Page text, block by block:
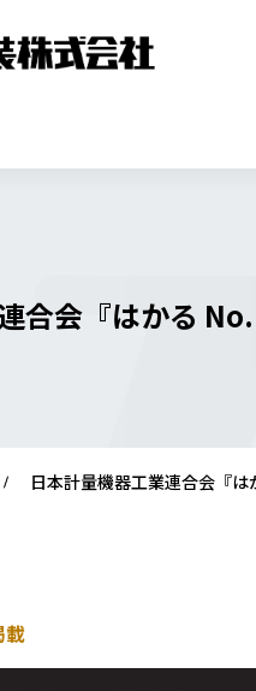
合会『はかる
日本計量機器工業連合会『
載